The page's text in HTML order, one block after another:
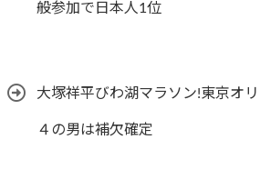
般参加で日本人1位
大塚祥平びわ湖マラソン!東京オ
４の男は補欠確定